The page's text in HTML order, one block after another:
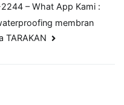
– What App Kami :
membran
TARAKAN